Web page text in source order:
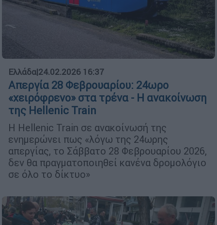
Ελλάδα|24.02.2026 16:37
Απεργία 28 Φεβρουαρίου: 24ωρο
«χειρόφρενο» στα τρένα - Η ανακοίνωση
της Hellenic Train
Η Hellenic Train σε ανακοίνωσή της
ενημερώνει πως «λόγω της 24ωρης
απεργίας, το Σάββατο 28 Φεβρουαρίου 2026,
δεν θα πραγματοποιηθεί κανένα δρομολόγιο
σε όλο το δίκτυο»